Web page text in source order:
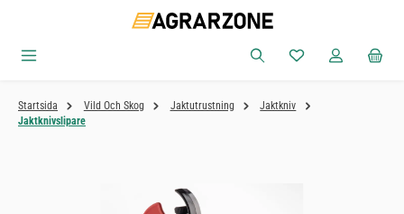
Du har 0 objekt i
Startsida Vild Och Skog Jaktutrustning
Jaktkniv
Jaktknivslipare